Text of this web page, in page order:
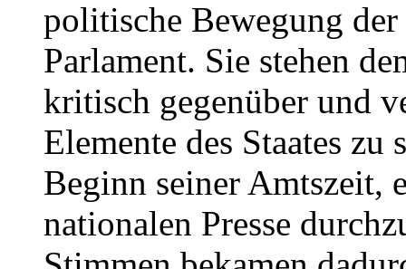
politische Bewegung
Parlament. Sie stehen
kritisch gegenüber und
Elemente des Staates zu
Beginn seiner Amtszeit,
nationalen Presse